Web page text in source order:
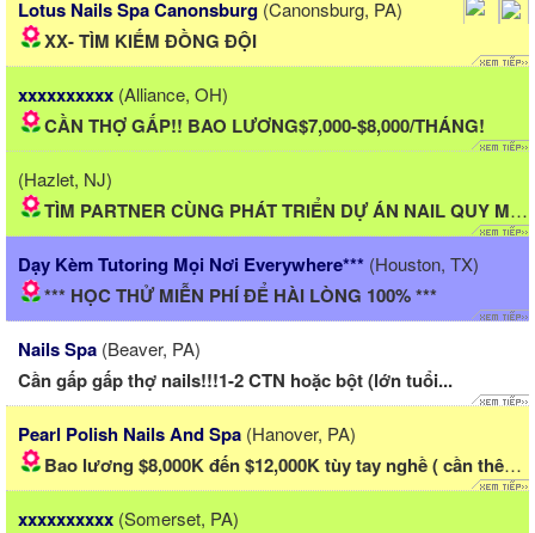
Lotus Nails Spa Canonsburg (Canonsburg, PA)
XX- TÌM KIẾM ĐỒNG ĐỘI
xxxxxxxxxx (Alliance, OH)
CẦN THỢ GẤP!! BAO LƯƠNG$7,000-$8,000/THÁNG!
(Hazlet, NJ)
TÌM PARTNER CÙNG PHÁT TRIỂN DỰ ÁN NAIL QUY MÔ LỚN!
Dạy Kèm Tutoring Mọi Nơi Everywhere*** (Houston, TX)
*** HỌC THỬ MIỄN PHÍ ĐỂ HÀI LÒNG 100% ***
Nails Spa (Beaver, PA)
Cần gấp gấp thợ nails!!!1-2 CTN hoặc bột (lớn tuổi...
Pearl Polish Nails And Spa (Hanover, PA)
Bao lương $8,000K đến $12,000K tùy tay nghề ( cần thêm...
xxxxxxxxxx (Somerset, PA)